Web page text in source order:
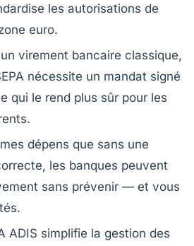
les autorisations de
euro.
virement bancaire classique,
nécessite un mandat signé
qui le rend plus sûr pour les
dépens que sans une
les banques peuvent
sans prévenir — et vous
ADIS simplifie la gestion des